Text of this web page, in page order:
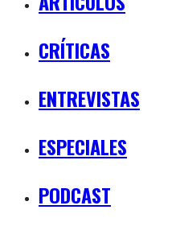
CRÍTICAS
ENTREVISTAS
ESPECIALES
PODCAST